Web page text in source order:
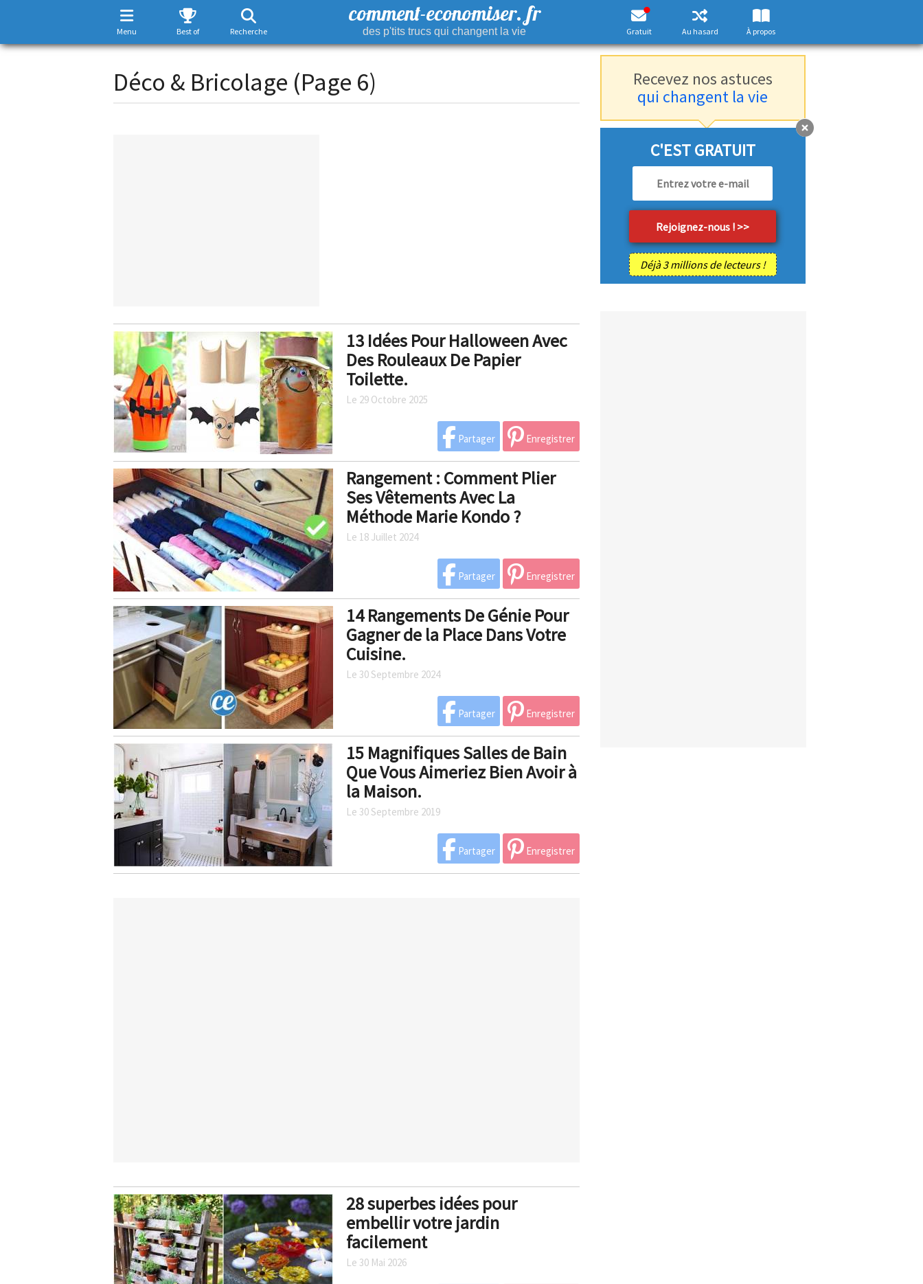
Menu Best of Recherche
comment-economiser. fr
des p'tits trucs qui changent la vie Gratuit Au hasard À propos
Déco & Bricolage (Page 6)
13 Idées Pour Halloween Avec
Des Rouleaux De Papier
Toilette.
Le 29 Octobre 2025
Partager Enregistrer
Rangement : Comment Plier
Ses Vêtements Avec La
Méthode Marie Kondo ?
Le 18 Juillet 2024
Partager Enregistrer
14 Rangements De Génie Pour
Gagner de la Place Dans Votre
Cuisine.
Le 30 Septembre 2024
Partager Enregistrer
15 Magnifiques Salles de Bain
Que Vous Aimeriez Bien Avoir à
la Maison.
Le 30 Septembre 2019
Partager Enregistrer
28 superbes idées pour
embellir votre jardin
facilement
Le 30 Mai 2026
Recevez nos astuces
qui changent la vie
C'EST GRATUIT
Déjà 3 millions de lecteurs !